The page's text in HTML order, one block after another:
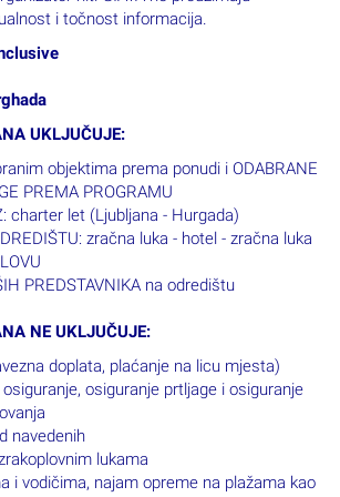
i točnost informacija.
UKLJUČUJE:
objektima prema ponudi i ODABRANE
PREMA PROGRAMU
charter let (Ljubljana - Hurgada)
zračna luka - hotel - zračna luka
PREDSTAVNIKA na odredištu
NE UKLJUČUJE:
doplata, plaćanje na licu mjesta)
osiguranje prtljage i osiguranje
navedenih
lukama
i vodičima, najam opreme na plažama kao